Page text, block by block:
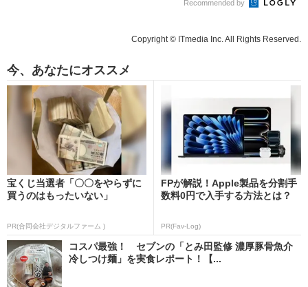
Recommended by
Copyright © ITmedia Inc. All Rights Reserved.
今、あなたにオススメ
宝くじ当選者「〇〇をやらずに
買うのはもったいない」
PR(合同会社デジタルファーム )
FPが解説！Apple製品を分割手
数料0円で入手する方法とは？
PR(Fav-Log)
コスパ最強！ セブンの「とみ田監修 濃厚豚骨魚介
冷しつけ麺」を実食レポート！【...